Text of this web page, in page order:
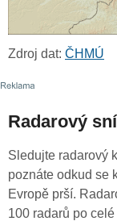
Zdroj dat: ČHMÚ
Radarový
Sledujte radarový
poznáte odkud se
Evropě prší.
100 radarů po